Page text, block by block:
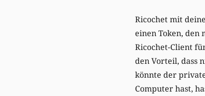
Ricochet mit
einen Token, den
Ricochet-Client
den Vorteil, dass
könnte der
Computer hast,